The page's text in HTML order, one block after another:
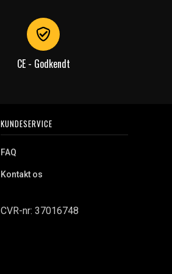
CE - Godkendt
KUNDESERVICE
FAQ
Kontakt os
CVR-nr: 37016748